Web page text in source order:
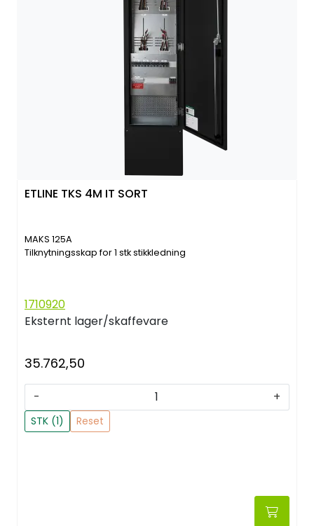
ETLINE TKS 4M IT SORT
MAKS 125A
Tilknytningsskap for 1 stk stikkledning
1710920
Eksternt lager/skaffevare
35.762,50
- +
STK (1) Reset